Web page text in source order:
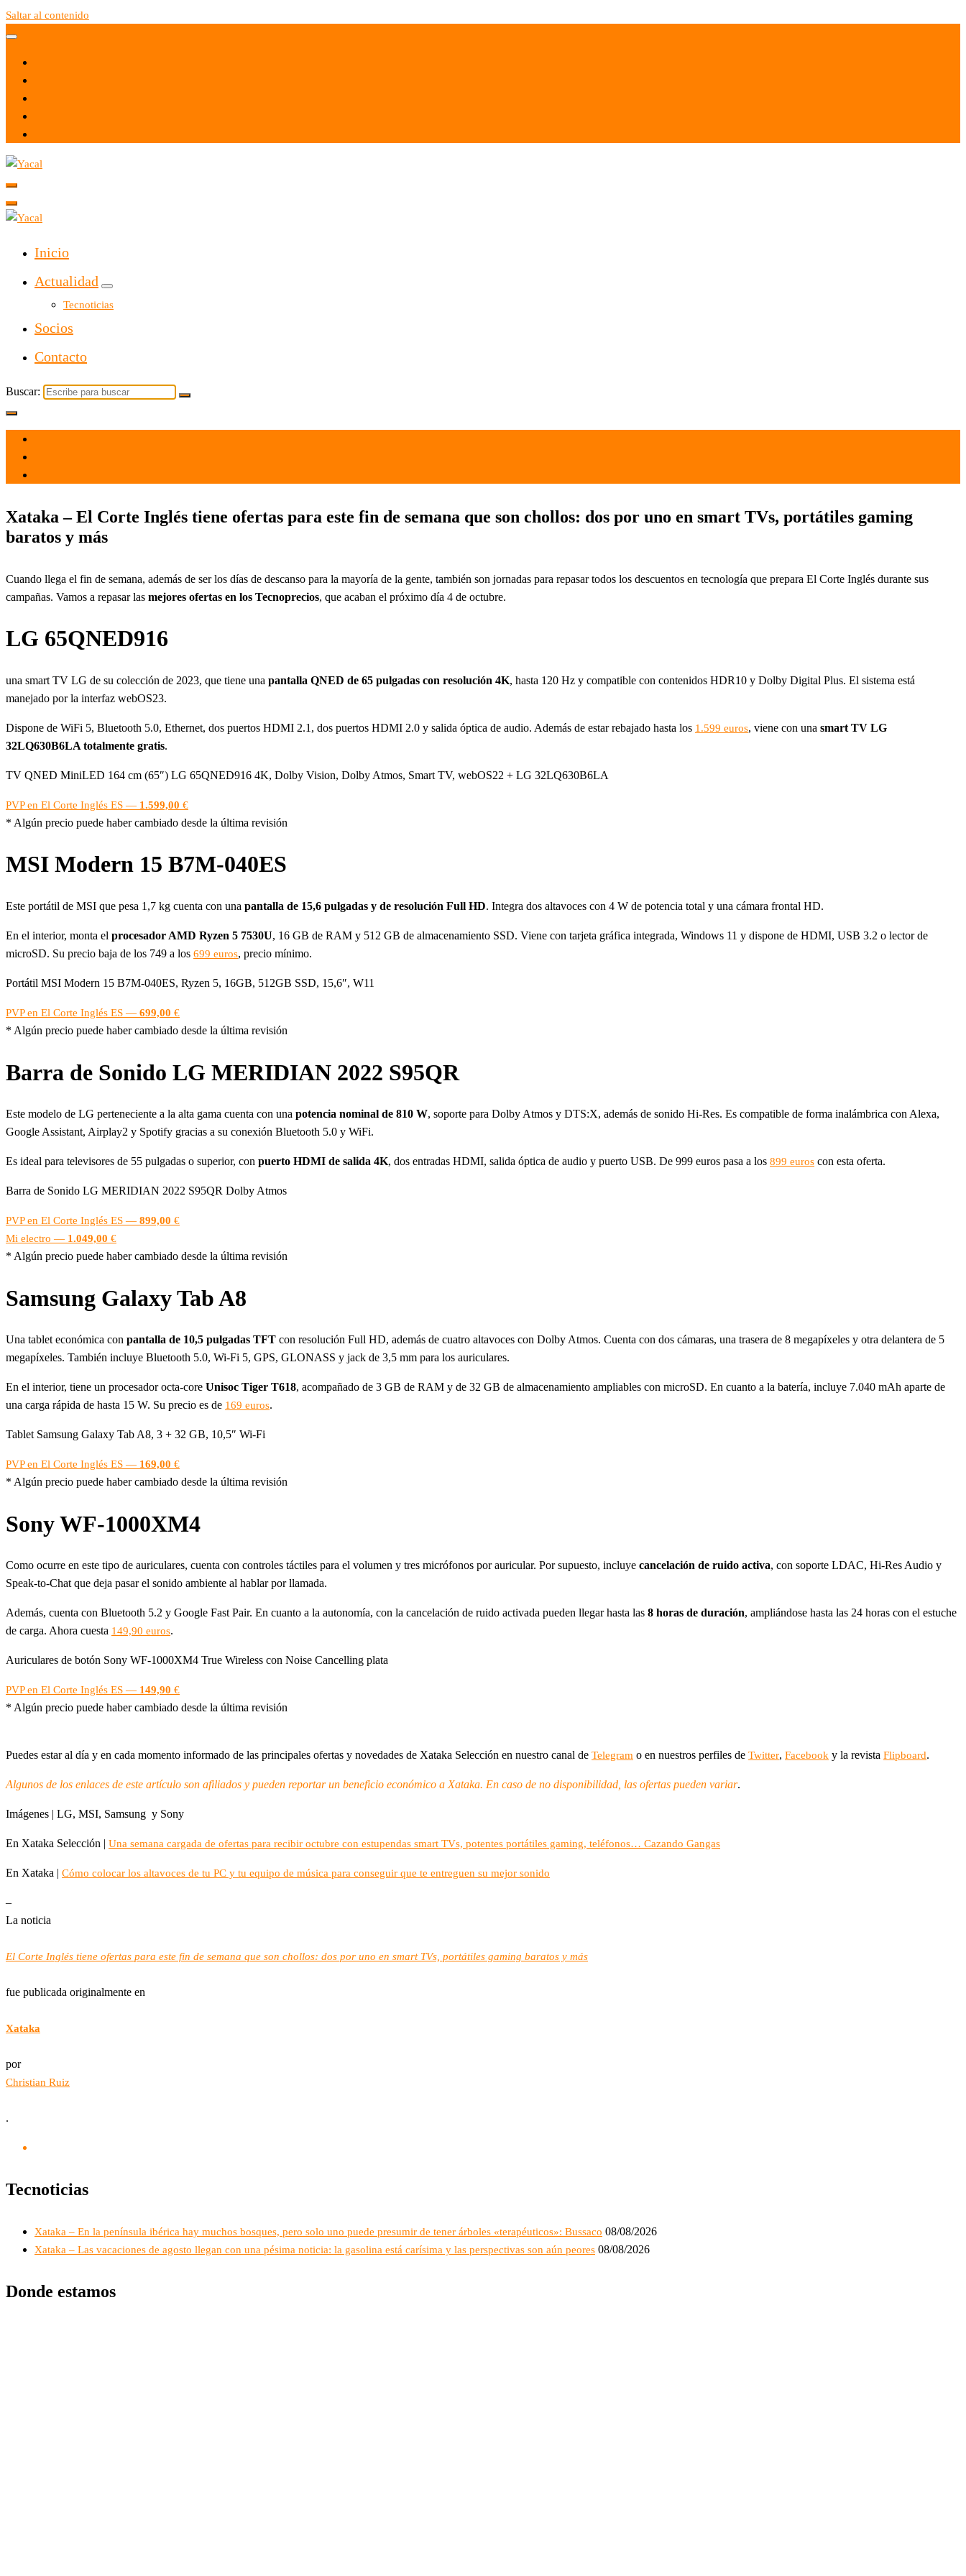
Saltar al contenido
Yacal micro hosting
Inicio
Actualidad
Tecnoticias
Socios
Contacto
Buscar:
Xataka – El Corte Inglés tiene ofertas para este fin de semana que son chollos: dos por uno en smart TVs, portátiles gaming
baratos y más
Cuando llega el fin de semana, además de ser los días de descanso para la mayoría de la gente, también son jornadas para repasar todos los descuentos en tecnología que prepara El Corte Inglés durante sus
campañas. Vamos a repasar las mejores ofertas en los Tecnoprecios, que acaban el próximo día 4 de octubre.
LG 65QNED916
una smart TV LG de su colección de 2023, que tiene una pantalla QNED de 65 pulgadas con resolución 4K, hasta 120 Hz y compatible con contenidos HDR10 y Dolby Digital Plus. El sistema está
manejado por la interfaz webOS23.
Dispone de WiFi 5, Bluetooth 5.0, Ethernet, dos puertos HDMI 2.1, dos puertos HDMI 2.0 y salida óptica de audio. Además de estar rebajado hasta los 1.599 euros, viene con una smart TV LG
32LQ630B6LA totalmente gratis.
TV QNED MiniLED 164 cm (65″) LG 65QNED916 4K, Dolby Vision, Dolby Atmos, Smart TV, webOS22 + LG 32LQ630B6LA
PVP en El Corte Inglés ES — 1.599,00 €
* Algún precio puede haber cambiado desde la última revisión
MSI Modern 15 B7M-040ES
Este portátil de MSI que pesa 1,7 kg cuenta con una pantalla de 15,6 pulgadas y de resolución Full HD. Integra dos altavoces con 4 W de potencia total y una cámara frontal HD.
En el interior, monta el procesador AMD Ryzen 5 7530U, 16 GB de RAM y 512 GB de almacenamiento SSD. Viene con tarjeta gráfica integrada, Windows 11 y dispone de HDMI, USB 3.2 o lector de
microSD. Su precio baja de los 749 a los 699 euros, precio mínimo.
Portátil MSI Modern 15 B7M-040ES, Ryzen 5, 16GB, 512GB SSD, 15,6″, W11
PVP en El Corte Inglés ES — 699,00 €
* Algún precio puede haber cambiado desde la última revisión
Barra de Sonido LG MERIDIAN 2022 S95QR
Este modelo de LG perteneciente a la alta gama cuenta con una potencia nominal de 810 W, soporte para Dolby Atmos y DTS:X, además de sonido Hi-Res. Es compatible de forma inalámbrica con Alexa,
Google Assistant, Airplay2 y Spotify gracias a su conexión Bluetooth 5.0 y WiFi.
Es ideal para televisores de 55 pulgadas o superior, con puerto HDMI de salida 4K, dos entradas HDMI, salida óptica de audio y puerto USB. De 999 euros pasa a los 899 euros con esta oferta.
Barra de Sonido LG MERIDIAN 2022 S95QR Dolby Atmos
PVP en El Corte Inglés ES — 899,00 €
Mi electro — 1.049,00 €
* Algún precio puede haber cambiado desde la última revisión
Samsung Galaxy Tab A8
Una tablet económica con pantalla de 10,5 pulgadas TFT con resolución Full HD, además de cuatro altavoces con Dolby Atmos. Cuenta con dos cámaras, una trasera de 8 megapíxeles y otra delantera de 5
megapíxeles. También incluye Bluetooth 5.0, Wi-Fi 5, GPS, GLONASS y jack de 3,5 mm para los auriculares.
En el interior, tiene un procesador octa-core Unisoc Tiger T618, acompañado de 3 GB de RAM y de 32 GB de almacenamiento ampliables con microSD. En cuanto a la batería, incluye 7.040 mAh aparte de
una carga rápida de hasta 15 W. Su precio es de 169 euros.
Tablet Samsung Galaxy Tab A8, 3 + 32 GB, 10,5″ Wi-Fi
PVP en El Corte Inglés ES — 169,00 €
* Algún precio puede haber cambiado desde la última revisión
Sony WF-1000XM4
Como ocurre en este tipo de auriculares, cuenta con controles táctiles para el volumen y tres micrófonos por auricular. Por supuesto, incluye cancelación de ruido activa, con soporte LDAC, Hi-Res Audio y
Speak-to-Chat que deja pasar el sonido ambiente al hablar por llamada.
Además, cuenta con Bluetooth 5.2 y Google Fast Pair. En cuanto a la autonomía, con la cancelación de ruido activada pueden llegar hasta las 8 horas de duración, ampliándose hasta las 24 horas con el estuche
de carga. Ahora cuesta 149,90 euros.
Auriculares de botón Sony WF-1000XM4 True Wireless con Noise Cancelling plata
PVP en El Corte Inglés ES — 149,90 €
* Algún precio puede haber cambiado desde la última revisión
Puedes estar al día y en cada momento informado de las principales ofertas y novedades de Xataka Selección en nuestro canal de Telegram o en nuestros perfiles de Twitter, Facebook y la revista Flipboard.
Algunos de los enlaces de este artículo son afiliados y pueden reportar un beneficio económico a Xataka. En caso de no disponibilidad, las ofertas pueden variar.
Imágenes | LG, MSI, Samsung y Sony
En Xataka Selección | Una semana cargada de ofertas para recibir octubre con estupendas smart TVs, potentes portátiles gaming, teléfonos… Cazando Gangas
En Xataka | Cómo colocar los altavoces de tu PC y tu equipo de música para conseguir que te entreguen su mejor sonido
–
La noticia
El Corte Inglés tiene ofertas para este fin de semana que son chollos: dos por uno en smart TVs, portátiles gaming baratos y más
fue publicada originalmente en
Xataka
por
Christian Ruiz
.
Tecnoticias
Xataka – En la península ibérica hay muchos bosques, pero solo uno puede presumir de tener árboles «terapéuticos»: Bussaco 08/08/2026
Xataka – Las vacaciones de agosto llegan con una pésima noticia: la gasolina está carísima y las perspectivas son aún peores 08/08/2026
Donde estamos